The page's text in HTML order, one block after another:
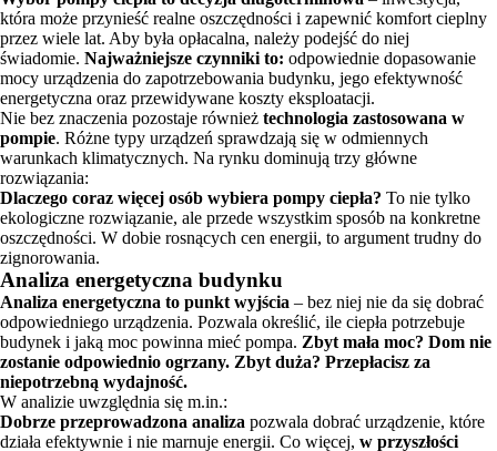
która może przynieść realne oszczędności i zapewnić komfort cieplny
przez wiele lat. Aby była opłacalna, należy podejść do niej
świadomie. Najważniejsze czynniki to: odpowiednie dopasowanie
mocy urządzenia do zapotrzebowania budynku, jego efektywność
energetyczna oraz przewidywane koszty eksploatacji.
Nie bez znaczenia pozostaje również technologia zastosowana w
pompie. Różne typy urządzeń sprawdzają się w odmiennych
warunkach klimatycznych. Na rynku dominują trzy główne
rozwiązania:
Dlaczego coraz więcej osób wybiera pompy ciepła? To nie tylko
ekologiczne rozwiązanie, ale przede wszystkim sposób na konkretne
oszczędności. W dobie rosnących cen energii, to argument trudny do
zignorowania.
Analiza energetyczna budynku
Analiza energetyczna to punkt wyjścia – bez niej nie da się dobrać
odpowiedniego urządzenia. Pozwala określić, ile ciepła potrzebuje
budynek i jaką moc powinna mieć pompa. Zbyt mała moc? Dom nie
zostanie odpowiednio ogrzany. Zbyt duża? Przepłacisz za
niepotrzebną wydajność.
W analizie uwzględnia się m.in.:
Dobrze przeprowadzona analiza pozwala dobrać urządzenie, które
działa efektywnie i nie marnuje energii. Co więcej, w przyszłości